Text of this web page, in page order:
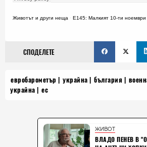
Животът и други неща · Е145: Малкият 10-ти ноември
СПОДЕЛЕТЕ
евробарометър украйна българия
украйна
ес